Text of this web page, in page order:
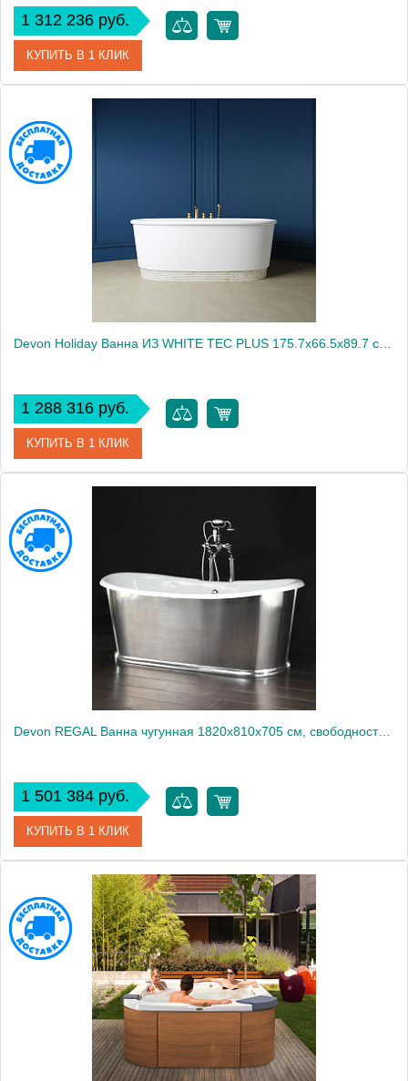
1 312 236 руб.
КУПИТЬ В 1 КЛИК
Артикул
Производитель
1 288 316 руб.
КУПИТЬ В 1 КЛИК
Артикул
Производитель
Devon REGAL Ванна чугунная 1820х810х705 cм, свободностоящая, отделанная с внешней стороны алюминиевыми листами2128
1 501 384 руб.
КУПИТЬ В 1 КЛИК
Артикул
Производитель DEVON&DEVON